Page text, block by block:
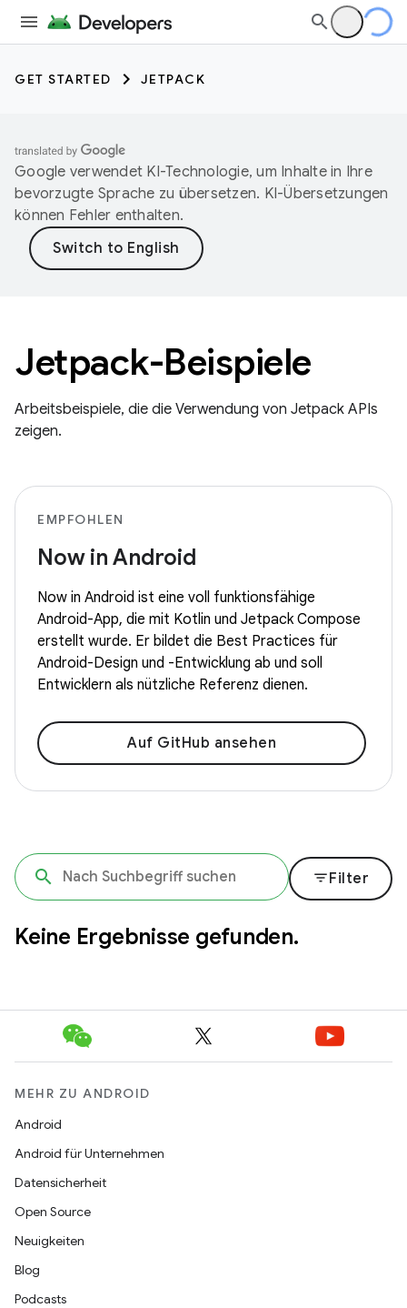
GET STARTED JETPACK
Google verwendet KI-Technologie, um Inhalte in Ihre
bevorzugte Sprache zu übersetzen. KI-Übersetzungen
können Fehler enthalten.
Jetpack-Beispiele
Arbeitsbeispiele, die die Verwendung von Jetpack APIs
zeigen.
EMPFOHLEN
Now in Android
Now in Android ist eine voll funktionsfähige
Android-App, die mit Kotlin und Jetpack Compose
erstellt wurde. Er bildet die Best Practices für
Android-Design und -Entwicklung ab und soll
Entwicklern als nützliche Referenz dienen.
Auf GitHub ansehen
filter_listFilter
Keine Ergebnisse gefunden.
MEHR ZU ANDROID
Android
Android für Unternehmen
Datensicherheit
Open Source
Neuigkeiten
Blog
Podcasts